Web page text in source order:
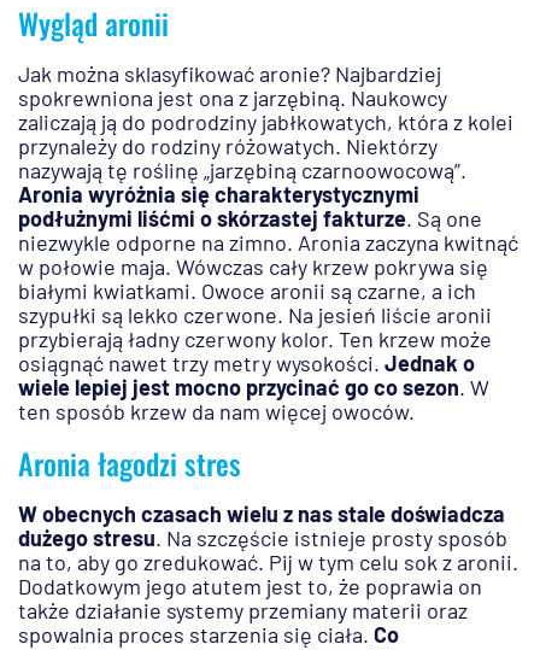
Wygląd aronii
Jak można sklasyfikować aronie? Najbardziej
spokrewniona jest ona z jarzębiną. Naukowcy
zaliczają ją do podrodziny jabłkowatych, która z kolei
przynależy do rodziny różowatych. Niektórzy
nazywają tę roślinę „jarzębiną czarnoowocową”.
Aronia wyróżnia się charakterystycznymi
podłużnymi liśćmi o skórzastej fakturze. Są one
niezwykle odporne na zimno. Aronia zaczyna kwitnąć
w połowie maja. Wówczas cały krzew pokrywa się
białymi kwiatkami. Owoce aronii są czarne, a ich
szypułki są lekko czerwone. Na jesień liście aronii
przybierają ładny czerwony kolor. Ten krzew może
osiągnąć nawet trzy metry wysokości. Jednak o
wiele lepiej jest mocno przycinać go co sezon. W
ten sposób krzew da nam więcej owoców.
Aronia łagodzi stres
W obecnych czasach wielu z nas stale doświadcza
dużego stresu. Na szczęście istnieje prosty sposób
na to, aby go zredukować. Pij w tym celu sok z aronii.
Dodatkowym jego atutem jest to, że poprawia on
także działanie systemy przemiany materii oraz
spowalnia proces starzenia się ciała. Co